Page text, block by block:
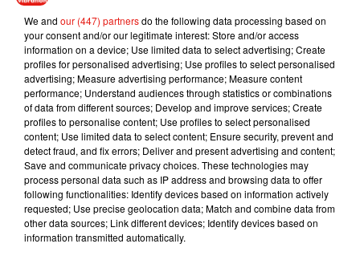
Musique
5 août 2026
Benny Blanco invite Selena Gomez et
Becky G sur son nouveau single
Tiny Desk invite Charlie Puth pour une
We and our (447) partnersdo the following data processing based on
your consent and/or our legitimate interest: Store and/or access
information on a device; Use limited data to select advertising; Create
profiles for personalised advertising; Use profiles to select personalised
advertising; Measure advertising performance; Measure content
performance; Understand audiences through statistics or combinations
of data from different sources; Develop and improve services; Create
profiles to personalise content; Use profiles to select personalised
content; Use limited data to select content; Ensure security, prevent and
detect fraud, and fix errors; Deliver and present advertising and content;
Save and communicate privacy choices. These technologies may
process personal data such as IP address and browsing data to offer
following functionalities: Identify devices based on information actively
requested; Use precise geolocation data; Match and combine data from
other data sources; Link different devices; Identify devices based on
information transmitted automatically.